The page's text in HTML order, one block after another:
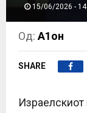
M
E
N
15/06/2026 -
Од:А1он
SHARE
Израелскиот